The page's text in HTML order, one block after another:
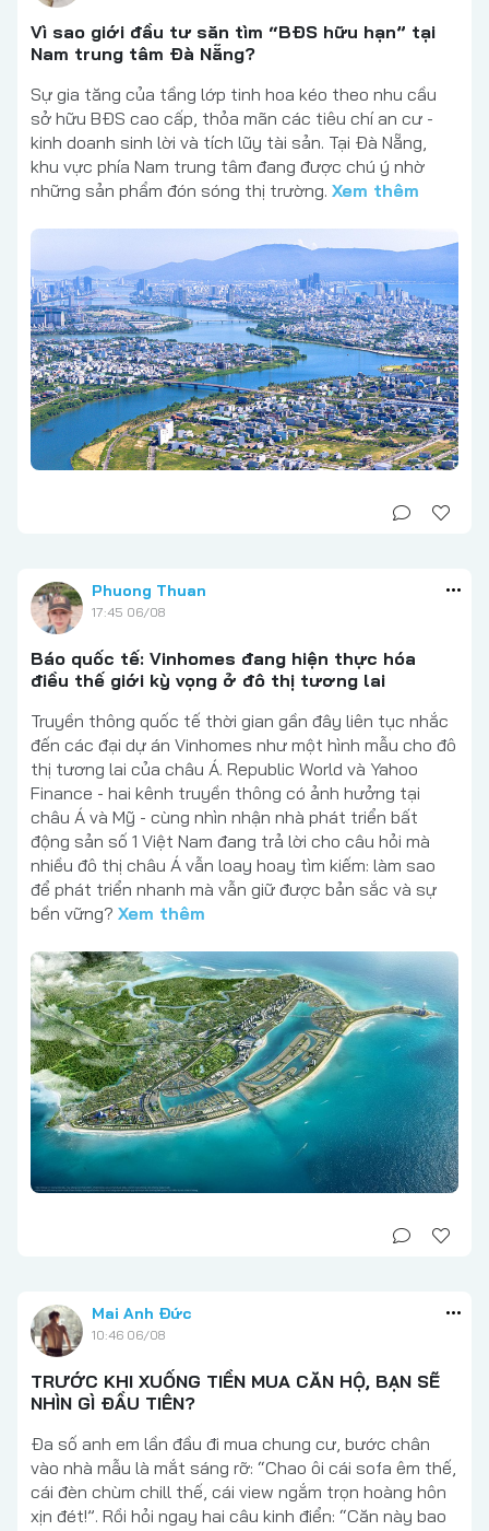
Vì sao giới đầu tư săn tìm “BĐS hữu hạn” tại
Nam trung tâm Đà Nẵng?
Sự gia tăng của tầng lớp tinh hoa kéo theo nhu cầu
sở hữu BĐS cao cấp, thỏa mãn các tiêu chí an cư -
kinh doanh sinh lời và tích lũy tài sản. Tại Đà Nẵng,
khu vực phía Nam trung tâm đang được chú ý nhờ
những sản phẩm đón sóng thị trường. Xem thêm
Phuong Thuan
17:45 06/08
Báo quốc tế: Vinhomes đang hiện thực hóa
điều thế giới kỳ vọng ở đô thị tương lai
Truyền thông quốc tế thời gian gần đây liên tục nhắc
đến các đại dự án Vinhomes như một hình mẫu cho đô
thị tương lai của châu Á. Republic World và Yahoo
Finance - hai kênh truyền thông có ảnh hưởng tại
châu Á và Mỹ - cùng nhìn nhận nhà phát triển bất
động sản số 1 Việt Nam đang trả lời cho câu hỏi mà
nhiều đô thị châu Á vẫn loay hoay tìm kiếm: làm sao
để phát triển nhanh mà vẫn giữ được bản sắc và sự
bền vững? Xem thêm
Mai Anh Đức
10:46 06/08
TRƯỚC KHI XUỐNG TIỀN MUA CĂN HỘ, BẠN SẼ
NHÌN GÌ ĐẦU TIÊN?
Đa số anh em lần đầu đi mua chung cư, bước chân
vào nhà mẫu là mắt sáng rỡ: “Chao ôi cái sofa êm thế,
cái đèn chùm chill thế, cái view ngắm trọn hoàng hôn
xịn đét!”. Rồi hỏi ngay hai câu kinh điển: “Căn này bao